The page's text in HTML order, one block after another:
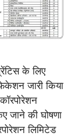
के लिए
जारी किया
जाने की घोषणा
लिमिटेड